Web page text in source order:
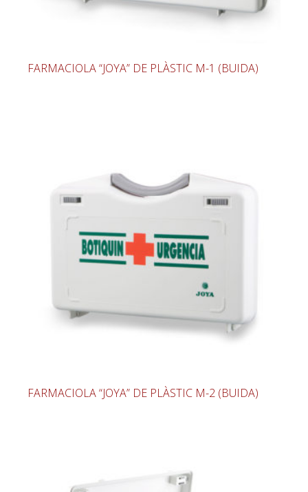
FARMACIOLA “JOYA” DE PLÀSTIC M-1 (BUIDA)
FARMACIOLA “JOYA” DE PLÀSTIC M-2 (BUIDA)